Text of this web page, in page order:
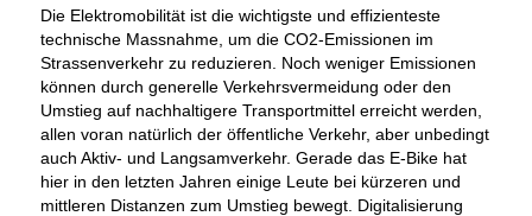
Die Elektromobilität ist die wichtigste und effizienteste
technische Massnahme, um die CO2-Emissionen im
Strassenverkehr zu reduzieren. Noch weniger Emissionen
können durch generelle Verkehrsvermeidung oder den
Umstieg auf nachhaltigere Transportmittel erreicht werden,
allen voran natürlich der öffentliche Verkehr, aber unbedingt
auch Aktiv- und Langsamverkehr. Gerade das E-Bike hat
hier in den letzten Jahren einige Leute bei kürzeren und
mittleren Distanzen zum Umstieg bewegt. Digitalisierung